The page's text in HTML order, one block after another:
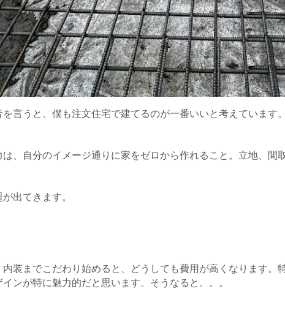
言うと、僕も注文住宅で建てるのが一番いいと考えていま
、自分のイメージ通りに家をゼロから作れること。立地、
出てきます。
装までこだわり始めると、どうしても費用が高くなります
ンが特に魅力的だと思います。そうなると。。。